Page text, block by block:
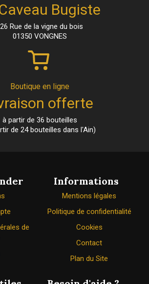
Bugiste
Rue de la vigne du bois
01350 VONGNES
Boutique en ligne
offerte
à partir de 36 bouteilles
de 24 bouteilles dans l'Ain)
de
Informations
Mentions légales
Politique de confidentialité
Cookies
Contact
Plan du Site